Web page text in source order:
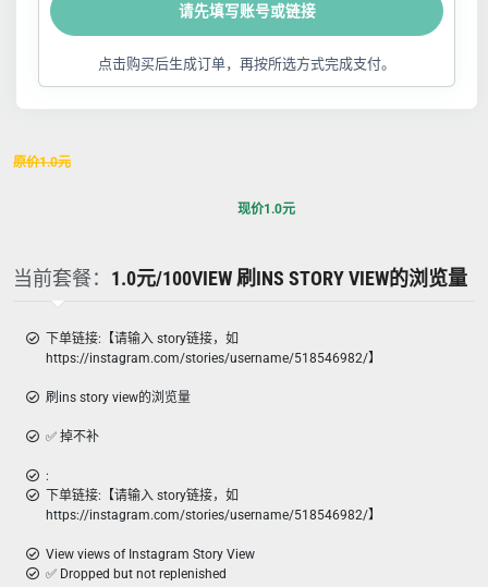
请先填写账号或链接
点击购买后生成订单，再按所选方式完成支付。
原价1.0元
现价1.0元
当前套餐： 1.0元/100VIEW 刷INS STORY VIEW的浏览量
下单链接:【请输入 story链接，如
https://instagram.com/stories/username/518546982/】
刷ins story view的浏览量
✅ 掉不补
:
下单链接:【请输入 story链接，如
https://instagram.com/stories/username/518546982/】
View views of Instagram Story View
✅ Dropped but not replenished